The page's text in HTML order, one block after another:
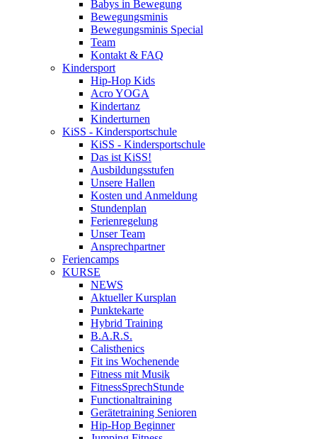
Babys in Bewegung
Bewegungsminis
Bewegungsminis Special
Team
Kontakt & FAQ
Kindersport
Hip-Hop Kids
Acro YOGA
Kindertanz
Kinderturnen
KiSS - Kindersportschule
KiSS - Kindersportschule
Das ist KiSS!
Ausbildungsstufen
Unsere Hallen
Kosten und Anmeldung
Stundenplan
Ferienregelung
Unser Team
Ansprechpartner
Feriencamps
KURSE
NEWS
Aktueller Kursplan
Punktekarte
Hybrid Training
B.A.R.S.
Calisthenics
Fit ins Wochenende
Fitness mit Musik
FitnessSprechStunde
Functionaltraining
Gerätetraining Senioren
Hip-Hop Beginner